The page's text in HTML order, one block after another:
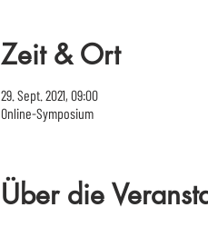
Zeit & Ort
29. Sept. 2021, 09:00
Online-Symposium
Über die